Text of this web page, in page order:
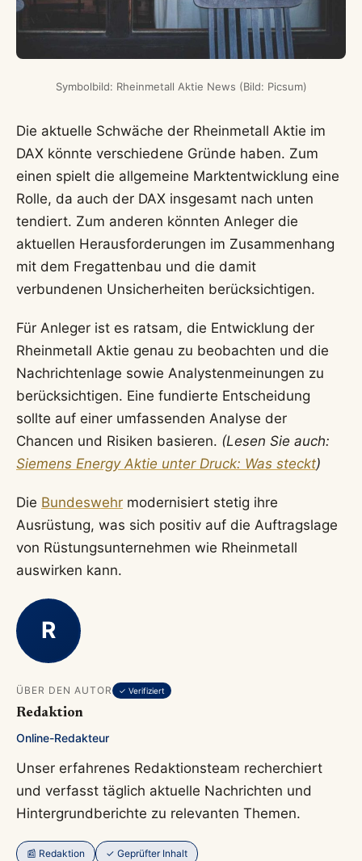
Symbolbild: Rheinmetall Aktie News (Bild: Picsum)
Die aktuelle Schwäche der Rheinmetall Aktie im
DAX könnte verschiedene Gründe haben. Zum
einen spielt die allgemeine Marktentwicklung eine
Rolle, da auch der DAX insgesamt nach unten
tendiert. Zum anderen könnten Anleger die
aktuellen Herausforderungen im Zusammenhang
mit dem Fregattenbau und die damit
verbundenen Unsicherheiten berücksichtigen.
Für Anleger ist es ratsam, die Entwicklung der
Rheinmetall Aktie genau zu beobachten und die
Nachrichtenlage sowie Analystenmeinungen zu
berücksichtigen. Eine fundierte Entscheidung
sollte auf einer umfassenden Analyse der
Chancen und Risiken basieren. (Lesen Sie auch:
Siemens Energy Aktie unter Druck: Was steckt)
Die Bundeswehr modernisiert stetig ihre
Ausrüstung, was sich positiv auf die Auftragslage
von Rüstungsunternehmen wie Rheinmetall
auswirken kann.
R
ÜBER DEN AUTOR ✓ Verifiziert
Redaktion
Online-Redakteur
Unser erfahrenes Redaktionsteam recherchiert
und verfasst täglich aktuelle Nachrichten und
Hintergrundberichte zu relevanten Themen.
📰 Redaktion ✓ Geprüfter Inhalt